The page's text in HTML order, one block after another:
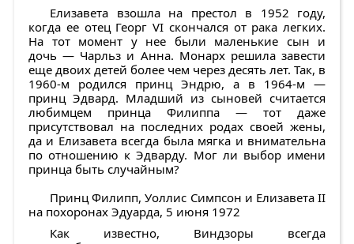
Елизавета взошла на престол в 1952 году,
когда ее отец Георг VI скончался от рака легких.
На тот момент у нее были маленькие сын и
дочь — Чарльз и Анна. Монарх решила завести
еще двоих детей более чем через десять лет. Так, в
1960-м родился принц Эндрю, а в 1964-м —
принц Эдвард. Младший из сыновей считается
любимцем принца Филиппа — тот даже
присутствовал на последних родах своей жены,
да и Елизавета всегда была мягка и внимательна
по отношению к Эдварду. Мог ли выбор имени
принца быть случайным?
Принц Филипп, Уоллис Симпсон и Елизавета II
на похоронах Эдуарда, 5 июня 1972
Как известно, Виндзоры всегда